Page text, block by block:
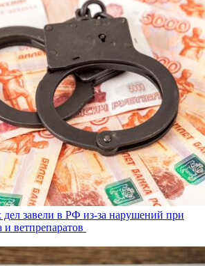
завели в РФ из-за нарушений при
и ветпрепаратов